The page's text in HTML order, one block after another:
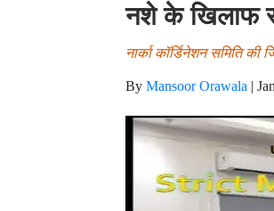
नशे के खिलाफ
नार्का कॉर्डिनेशन समिति की
By Mansoor Orawala |